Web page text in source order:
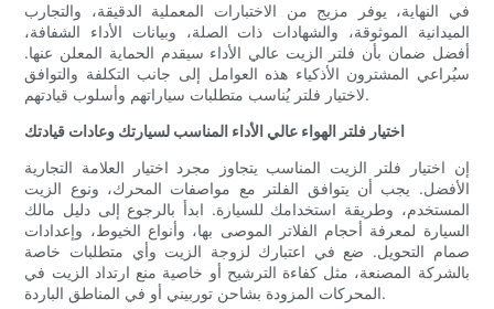
في النهاية، يوفر مزيج من الاختبارات المعملية الدقيقة، والتجارب
الميدانية الموثوقة، والشهادات ذات الصلة، وبيانات الأداء الشفافة،
أفضل ضمان بأن فلتر الزيت عالي الأداء سيقدم الحماية المعلن عنها.
سيُراعي المشترون الأذكياء هذه العوامل إلى جانب التكلفة والتوافق
لاختيار فلتر يُناسب متطلبات سياراتهم وأسلوب قيادتهم.
اختيار فلتر الهواء عالي الأداء المناسب لسيارتك وعادات قيادتك
إن اختيار فلتر الزيت المناسب يتجاوز مجرد اختيار العلامة التجارية
الأفضل. يجب أن يتوافق الفلتر مع مواصفات المحرك، ونوع الزيت
المستخدم، وطريقة استخدامك للسيارة. ابدأ بالرجوع إلى دليل مالك
السيارة لمعرفة أحجام الفلاتر الموصى بها، وأنواع الخيوط، وإعدادات
صمام التحويل. ضع في اعتبارك لزوجة الزيت وأي متطلبات خاصة
بالشركة المصنعة، مثل كفاءة الترشيح أو خاصية منع ارتداد الزيت في
المحركات المزودة بشاحن توربيني أو في المناطق الباردة.